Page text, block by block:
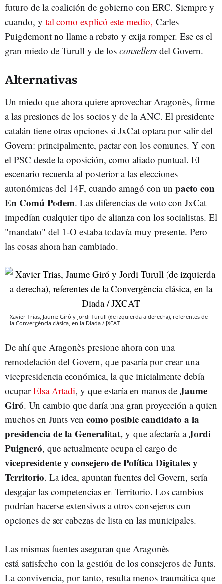
futuro de la coalición de gobierno con ERC. Siempre y
cuando, y tal como explicó este medio, Carles
Puigdemont no llame a rebato y exija romper. Ese es el
gran miedo de Turull y de los consellers del Govern.
Alternativas
Un miedo que ahora quiere aprovechar Aragonès, firme
a las presiones de los socios y de la ANC. El presidente
catalán tiene otras opciones si JxCat optara por salir del
Govern: principalmente, pactar con los comunes. Y con
el PSC desde la oposición, como aliado puntual. El
escenario recuerda al posterior a las elecciones
autonómicas del 14F, cuando amagó con un pacto con
En Comú Podem. Las diferencias de voto con JxCat
impedían cualquier tipo de alianza con los socialistas. El
"mandato" del 1-O estaba todavía muy presente. Pero
las cosas ahora han cambiado.
Xavier Trias, Jaume Giró y Jordi Turull (de izquierda a derecha), referentes de
la Convergència clásica, en la Diada / JXCAT
De ahí que Aragonès presione ahora con una
remodelación del Govern, que pasaría por crear una
vicepresidencia económica, la que inicialmente debía
ocuparElsa Artadi, y que estaría en manos de Jaume
Giró. Un cambio que daría una gran proyección a quien
muchos en Junts ven como posible candidato a la
presidencia de la Generalitat, y que afectaría aJordi
Puigneró, que actualmente ocupa el cargo de
vicepresidente y consejero de Política Digitales y
Territorio. La idea, apuntan fuentes del Govern, sería
desgajar las competencias en Territorio. Los cambios
podrían hacerse extensivos a otros consejeros con
opciones de ser cabezas de lista en las municipales.
Las mismas fuentes aseguran que Aragonès
está satisfecho con la gestión de los consejeros de Junts.
La convivencia, por tanto, resulta menos traumática que